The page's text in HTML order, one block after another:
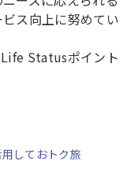
ス向上に努めてい
Statusポイント
しておトク旅